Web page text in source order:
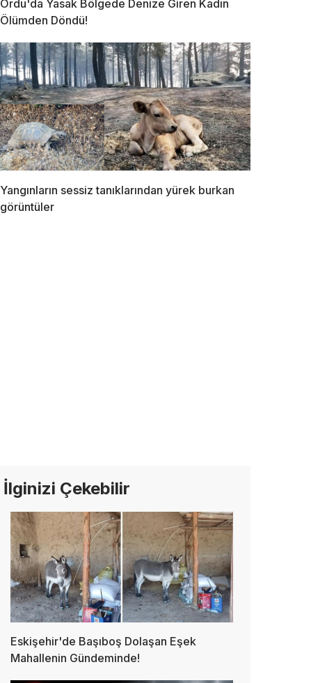
Ordu'da Yasak Bölgede Denize Giren Kadın
Ölümden Döndü!
Yangınların sessiz tanıklarından yürek burkan
görüntüler
İlginizi Çekebilir
Eskişehir'de Başıboş Dolaşan Eşek
Mahallenin Gündeminde!